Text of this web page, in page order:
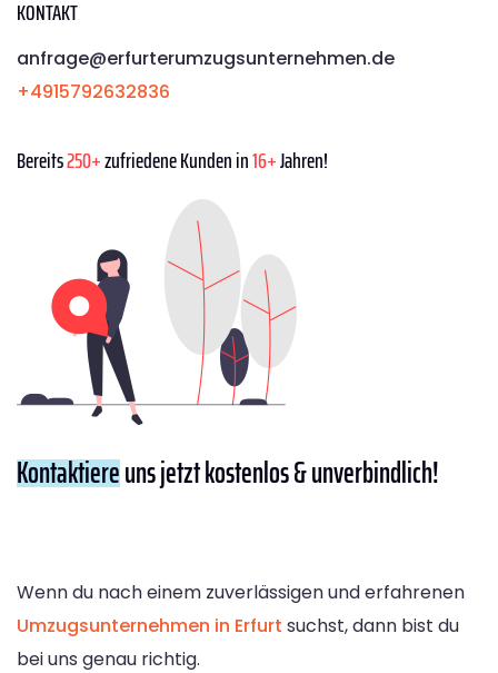
KONTAKT
anfrage@erfurterumzugsunternehmen.de
+4915792632836
Bereits250+zufriedene Kunden in16+Jahren!
Kontaktiereuns jetzt kostenlos & unverbindlich!
Wenn du nach einem zuverlässigen und erfahrenen
Umzugsunternehmen in Erfurt suchst, dann bist du
bei uns genau richtig.